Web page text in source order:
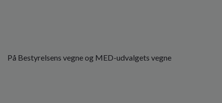
På Bestyrelsens vegne og MED-udvalgets vegne